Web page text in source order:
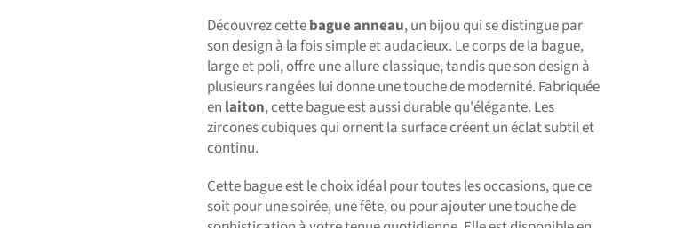
Découvrez cettebague anneau, un bijou qui se distingue par
son design à la fois simple et audacieux. Le corps de la bague,
large et poli, offre une allure classique, tandis que son design à
plusieurs rangées lui donne une touche de modernité. Fabriquée
en laiton, cette bague est aussi durable qu'élégante. Les
zircones cubiques qui ornent la surface créent un éclat subtil et
continu.
Cette bague est le choix idéal pour toutes les occasions, que ce
soit pour une soirée, une fête, ou pour ajouter une touche de